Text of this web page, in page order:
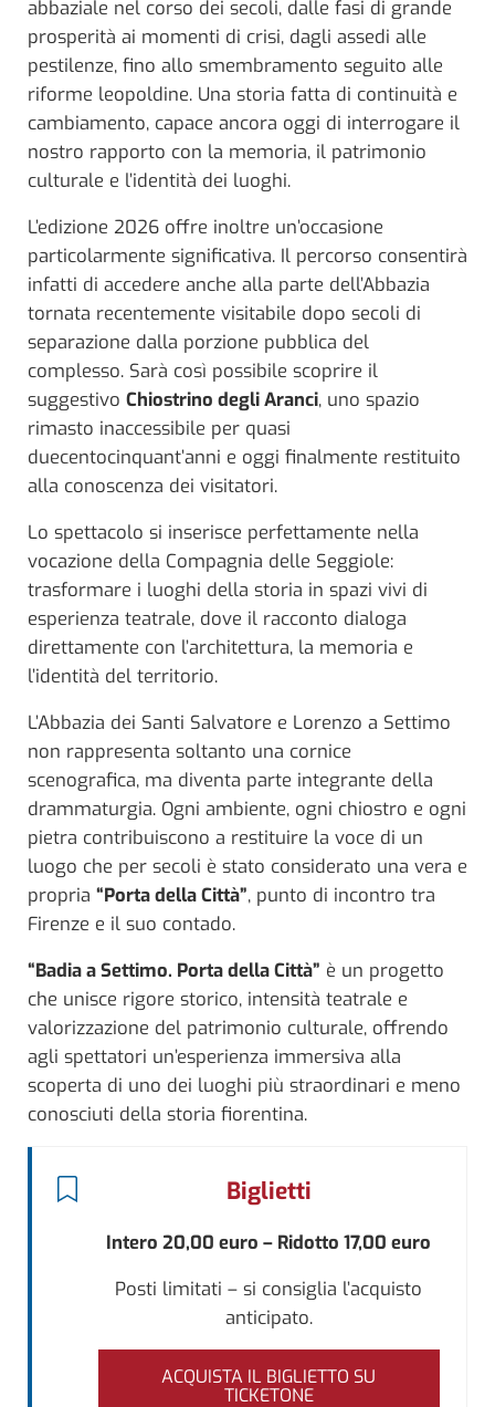
abbaziale nel corso dei secoli, dalle fasi di grande
prosperità ai momenti di crisi, dagli assedi alle
pestilenze, fino allo smembramento seguito alle
riforme leopoldine. Una storia fatta di continuità e
cambiamento, capace ancora oggi di interrogare il
nostro rapporto con la memoria, il patrimonio
culturale e l’identità dei luoghi.
L’edizione 2026 offre inoltre un’occasione
particolarmente significativa. Il percorso consentirà
infatti di accedere anche alla parte dell’Abbazia
tornata recentemente visitabile dopo secoli di
separazione dalla porzione pubblica del
complesso. Sarà così possibile scoprire il
suggestivo Chiostrino degli Aranci, uno spazio
rimasto inaccessibile per quasi
duecentocinquant’anni e oggi finalmente restituito
alla conoscenza dei visitatori.
Lo spettacolo si inserisce perfettamente nella
vocazione della Compagnia delle Seggiole:
trasformare i luoghi della storia in spazi vivi di
esperienza teatrale, dove il racconto dialoga
direttamente con l’architettura, la memoria e
l’identità del territorio.
L’Abbazia dei Santi Salvatore e Lorenzo a Settimo
non rappresenta soltanto una cornice
scenografica, ma diventa parte integrante della
drammaturgia. Ogni ambiente, ogni chiostro e ogni
pietra contribuiscono a restituire la voce di un
luogo che per secoli è stato considerato una vera e
propria “Porta della Città”, punto di incontro tra
Firenze e il suo contado.
“Badia a Settimo. Porta della Città” è un progetto
che unisce rigore storico, intensità teatrale e
valorizzazione del patrimonio culturale, offrendo
agli spettatori un’esperienza immersiva alla
scoperta di uno dei luoghi più straordinari e meno
conosciuti della storia fiorentina.
Biglietti
Intero 20,00 euro – Ridotto 17,00 euro
Posti limitati – si consiglia l’acquisto
anticipato.
ACQUISTA IL BIGLIETTO SU
TICKETONE